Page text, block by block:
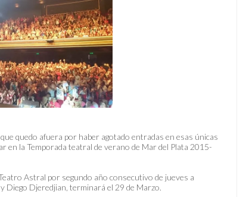
quedo afuera por haber agotado entradas en esas únicas
en la Temporada teatral de verano de Mar del Plata 2015-
Astral por segundo año consecutivo de jueves a
Diego Djeredjian, terminará el 29 de Marzo.